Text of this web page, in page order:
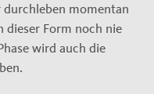
durchleben momentan
dieser Form noch nie
wird auch die